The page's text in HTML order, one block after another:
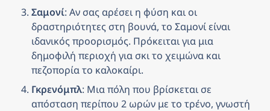
Σαμονί: Αν σας αρέσει η φύση και οι
δραστηριότητες στη βουνά, το Σαμονί είναι
ιδανικός προορισμός. Πρόκειται για μια
δημοφιλή περιοχή για σκι το χειμώνα και
πεζοπορία το καλοκαίρι.
Γκρενόμπλ: Μια πόλη που βρίσκεται σε
απόσταση περίπου 2 ωρών με το τρένο, γνωστή